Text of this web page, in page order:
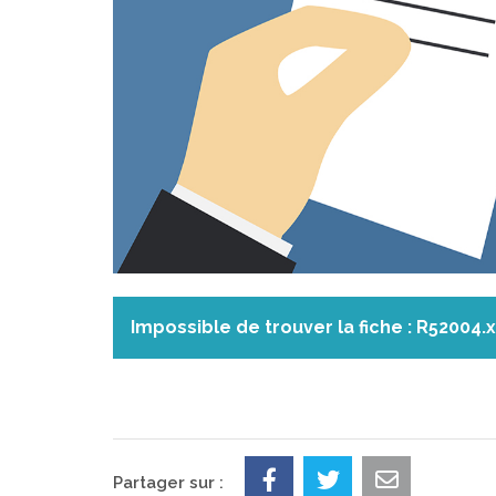
Impossible de trouver la fiche :
Partager sur :